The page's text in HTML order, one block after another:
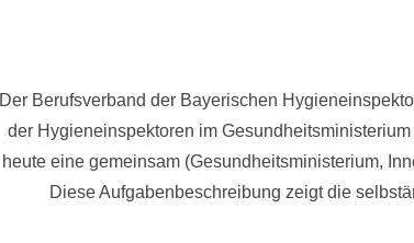
Der Berufsverband der Bayerischen
der Hygieneinspektoren im
heute eine gemeinsam (Gesundheitsministerium,
Diese Aufgabenbeschreibung zeigt die